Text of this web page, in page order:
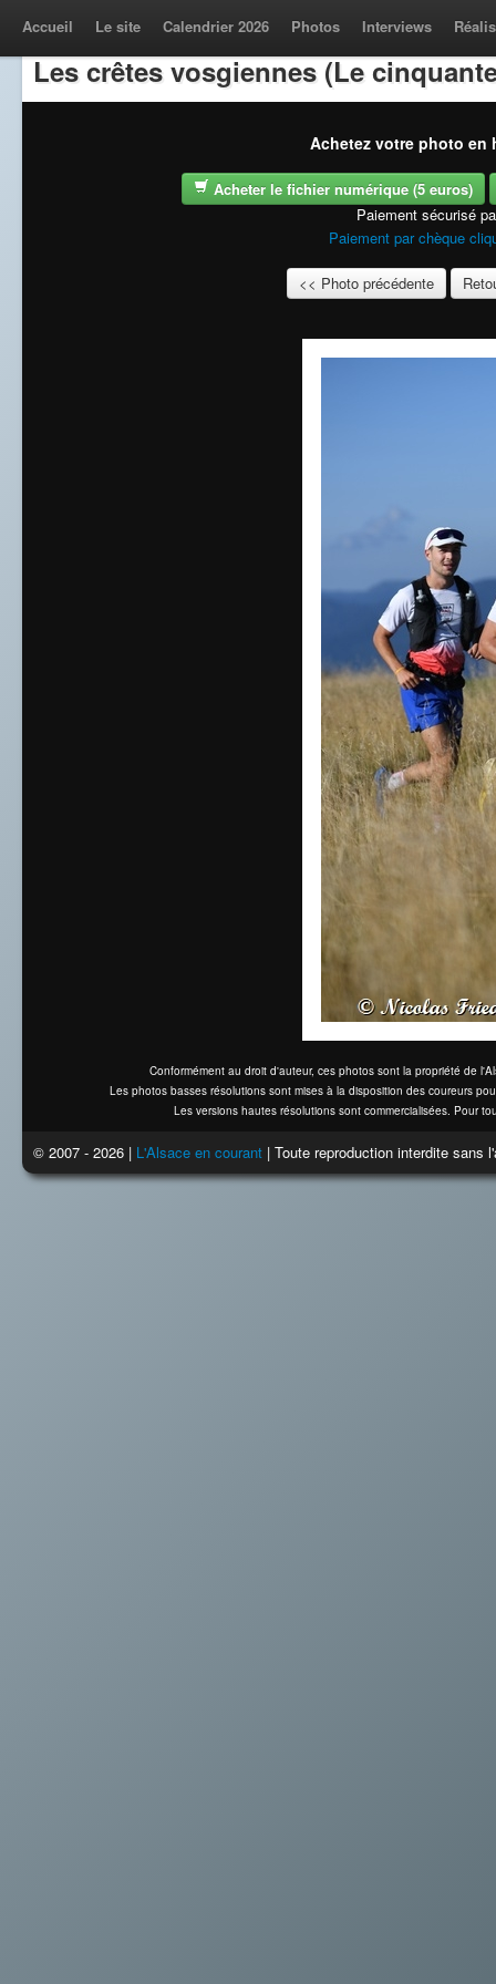
Accueil Le site Calendrier 2026 Photos Interviews
Les crêtes vosgiennes (Le
Achetez votre photo en
Acheter le fichier numérique (5 euros)
Paiement sécurisé
Paiement par chèque
<< Photo précédente
Conformément au droit d'auteur, ces photos sont la propriété de
Les photos basses résolutions sont mises à la disposition des coureurs
Les versions hautes résolutions sont commercialisées. Pour
© 2007 - 2026 | L'Alsace en courant | Toute reproduction interdite sans